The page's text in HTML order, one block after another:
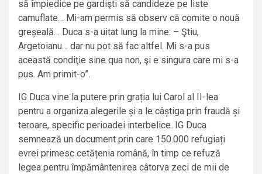
să împiedice pe gardişti să candideze pe liste
camuflate… Mi-am permis să observ că comite o nouă
greșeală… Duca s-a uitat lung la mine: – Ştiu,
Argetoianu… dar nu pot să fac altfel. Mi s-a pus
această condiţie sine qua non, şi e singura care mi s-a
pus. Am primit-o”.
IG Duca vine la putere prin grația lui Carol al II-lea
pentru a organiza alegerile și a le câștiga prin fraudă și
teroare, specific perioadei interbelice. IG Duca
semnează un document prin care 150.000 refugiați
evrei primesc cetățenia română, în timp ce refuză
legea pentru împământenirea câtorva zeci de mii de